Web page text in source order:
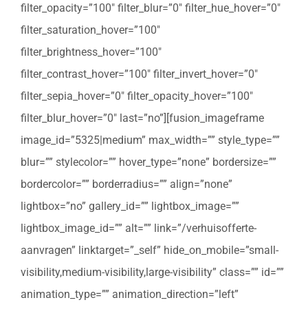
filter_opacity=”100″ filter_blur=”0″ filter_hue_hover=”0″
filter_saturation_hover=”100″
filter_brightness_hover=”100″
filter_contrast_hover=”100″ filter_invert_hover=”0″
filter_sepia_hover=”0″ filter_opacity_hover=”100″
filter_blur_hover=”0″ last=”no”][fusion_imageframe
image_id=”5325|medium” max_width=”” style_type=””
blur=”” stylecolor=”” hover_type=”none” bordersize=””
bordercolor=”” borderradius=”” align=”none”
lightbox=”no” gallery_id=”” lightbox_image=””
lightbox_image_id=”” alt=”” link=”/verhuisofferte-
aanvragen” linktarget=”_self” hide_on_mobile=”small-
visibility,medium-visibility,large-visibility” class=”” id=””
animation_type=”” animation_direction=”left”